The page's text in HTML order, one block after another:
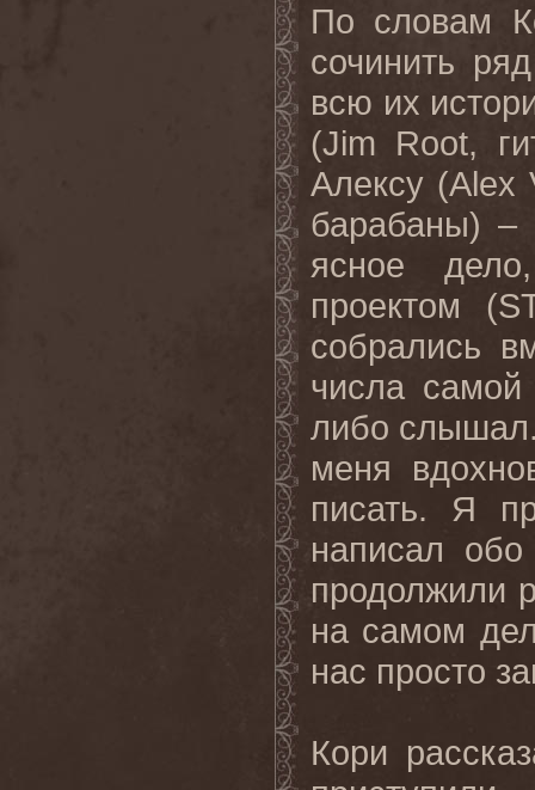
По словам
сочинить
всю их
(Jim Root,
Алексу (Alex
барабаны)
ясное
проектом (
собрались
числа самой
либо
меня
писать. Я
написал
продолжили
на самом
нас просто
Кори